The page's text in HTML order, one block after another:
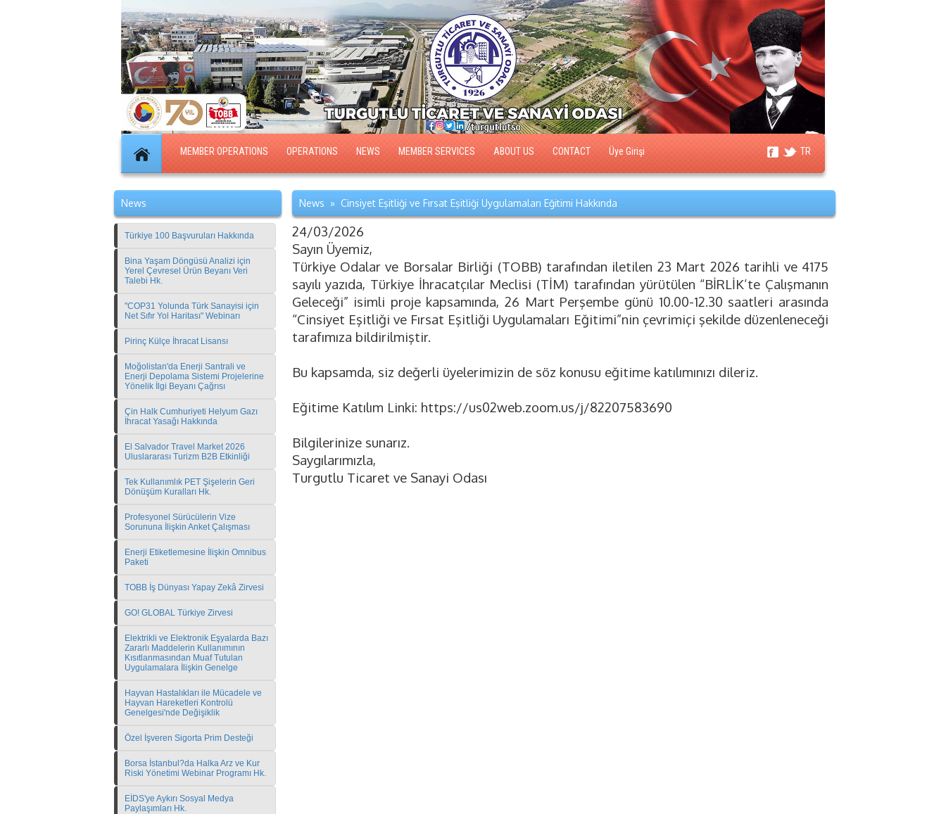
MEMBER OPERATIONS OPERATIONS NEWS MEMBER SERVICES ABOUT US CONTACT Üye Girişi TR
News
Türkiye 100 Başvuruları Hakkında
Bina Yaşam Döngüsü Analizi için
Yerel Çevresel Ürün Beyanı Veri
Talebi Hk.
"COP31 Yolunda Türk Sanayisi için
Net Sıfır Yol Haritası" Webinarı
Pirinç Külçe İhracat Lisansı
Moğolistan'da Enerji Santrali ve
Enerji Depolama Sistemi Projelerine
Yönelik İlgi Beyanı Çağrısı
Çin Halk Cumhuriyeti Helyum Gazı
İhracat Yasağı Hakkında
El Salvador Travel Market 2026
Uluslararası Turizm B2B Etkinliği
Tek Kullanımlık PET Şişelerin Geri
Dönüşüm Kuralları Hk.
Profesyonel Sürücülerin Vize
Sorununa İlişkin Anket Çalışması
Enerji Etiketlemesine İlişkin Omnibus
Paketi
TOBB İş Dünyası Yapay Zekâ Zirvesi
GO! GLOBAL Türkiye Zirvesi
Elektrikli ve Elektronik Eşyalarda Bazı
Zararlı Maddelerin Kullanımının
Kısıtlanmasından Muaf Tutulan
Uygulamalara İlişkin Genelge
Hayvan Hastalıkları ile Mücadele ve
Hayvan Hareketleri Kontrolü
Genelgesi'nde Değişiklik
Özel İşveren Sigorta Prim Desteği
Borsa İstanbul?da Halka Arz ve Kur
Riski Yönetimi Webinar Programı Hk.
EİDS'ye Aykırı Sosyal Medya
Paylaşımları Hk.
News » Cinsiyet Eşitliği ve Fırsat Eşitliği Uygulamaları Eğitimi Hakkında
24/03/2026
Sayın Üyemiz,
Türkiye Odalar ve Borsalar Birliği (TOBB) tarafından iletilen 23 Mart 2026 tarihli ve 4175
sayılı yazıda, Türkiye İhracatçılar Meclisi (TİM) tarafından yürütülen “BİRLİK’te Çalışmanın
Geleceği” isimli proje kapsamında, 26 Mart Perşembe günü 10.00-12.30 saatleri arasında
“Cinsiyet Eşitliği ve Fırsat Eşitliği Uygulamaları Eğitimi”nin çevrimiçi şekilde düzenleneceği
tarafımıza bildirilmiştir.
Bu kapsamda, siz değerli üyelerimizin de söz konusu eğitime katılımınızı dileriz.
Eğitime Katılım Linki: https://us02web.zoom.us/j/82207583690
Bilgilerinize sunarız.
Saygılarımızla,
Turgutlu Ticaret ve Sanayi Odası